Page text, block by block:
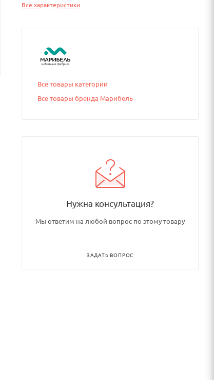
Все характеристики
Все товары категории
Все товары бренда Марибель
Нужна консультация?
Мы ответим на любой вопрос по этому товару
ЗАДАТЬ ВОПРОС